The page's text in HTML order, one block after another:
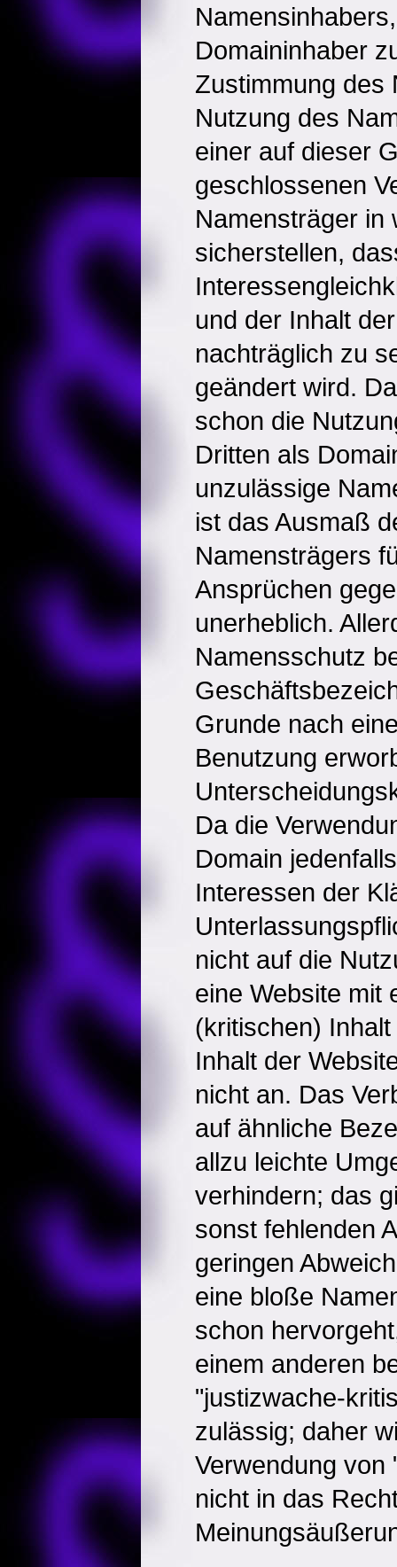
Domaininhaber
Zustimmung des
Nutzung des
einer auf dieser
geschlossenen
Namensträger in
sicherstellen,
und der Inhalt
nachträglich zu
geändert wird.
schon die
Dritten als
unzulässige
ist das Ausmaß
Namensträgers
Ansprüchen
unerheblich.
Namensschutz
Grunde nach
Benutzung
Da die
Domain
Interessen der
nicht auf die
eine Website mit
(kritischen)
Inhalt der
nicht an. Das
auf ähnliche
allzu leichte
verhindern; das
sonst fehlenden
geringen
eine bloße
schon
einem anderen
"justizwache-
zulässig; daher
Verwendung von
nicht in das